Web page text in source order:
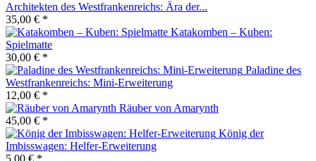
Architekten des Westfrankenreichs: Ära der...
35,00 € *
Katakomben – Kuben:
Spielmatte
30,00 € *
Paladine des
Westfrankenreichs: Mini-Erweiterung
12,00 € *
Räuber von Amarynth
45,00 € *
König der
Imbisswagen: Helfer-Erweiterung